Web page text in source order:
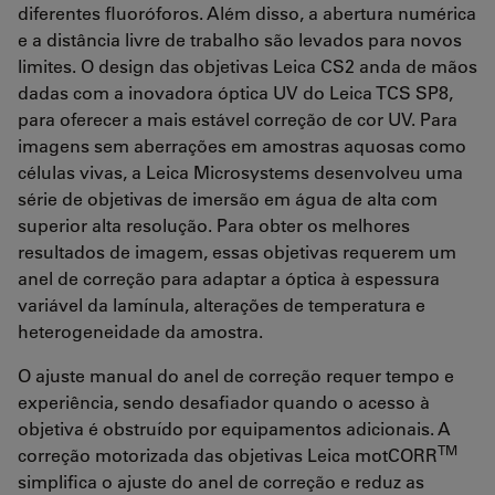
diferentes fluoróforos. Além disso, a abertura numérica
e a distância livre de trabalho são levados para novos
limites. O design das objetivas Leica CS2 anda de mãos
dadas com a inovadora óptica UV do Leica TCS SP8,
para oferecer a mais estável correção de cor UV. Para
imagens sem aberrações em amostras aquosas como
células vivas, a Leica Microsystems desenvolveu uma
série de objetivas de imersão em água de alta com
superior alta resolução. Para obter os melhores
resultados de imagem, essas objetivas requerem um
anel de correção para adaptar a óptica à espessura
variável da lamínula, alterações de temperatura e
heterogeneidade da amostra.
O ajuste manual do anel de correção requer tempo e
experiência, sendo desafiador quando o acesso à
objetiva é obstruído por equipamentos adicionais. A
correção motorizada das objetivas Leica motCORRTM
simplifica o ajuste do anel de correção e reduz as